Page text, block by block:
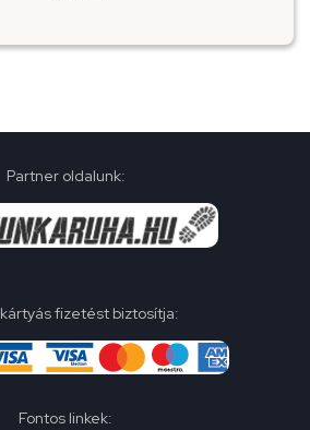
Partner oldalunk:
fizetést biztosítja:
Fontos linkek: